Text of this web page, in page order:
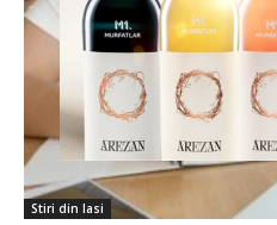
Stiri din Iasi